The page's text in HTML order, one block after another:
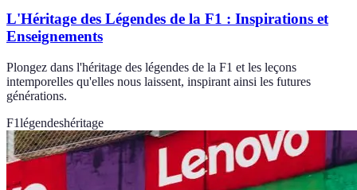
L'Héritage des Légendes de la F1 : Inspirations et
Enseignements
Plongez dans l'héritage des légendes de la F1 et les leçons
intemporelles qu'elles nous laissent, inspirant ainsi les futures
générations.
F1légendeshéritage